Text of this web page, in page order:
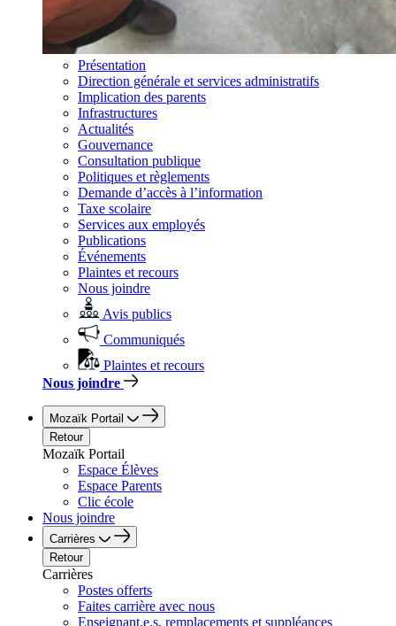
Présentation
Direction générale et services administratifs
Implication des parents
Infrastructures
Actualités
Gouvernance
Consultation publique
Politiques et règlements
Demande d’accès à l’information
Taxe scolaire
Services aux employés
Publications
Événements
Plaintes et recours
Nous joindre
Avis publics
Communiqués
Plaintes et recours
Nous joindre
Mozaïk Portail
Retour
Mozaïk Portail
Espace Élèves
Espace Parents
Clic école
Nous joindre
Carrières
Retour
Carrières
Postes offerts
Faites carrière avec nous
Enseignant.e.s, remplacements et suppléances